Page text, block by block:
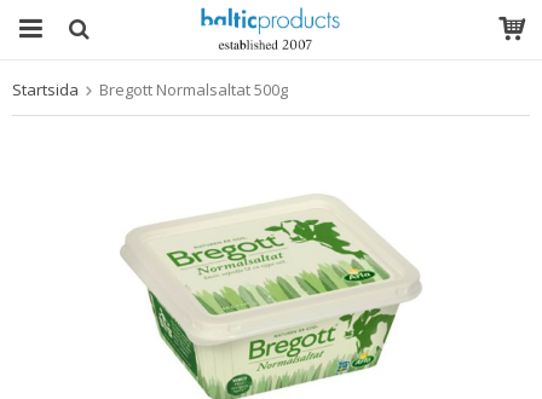
Startsida Bregott Normalsaltat 500g